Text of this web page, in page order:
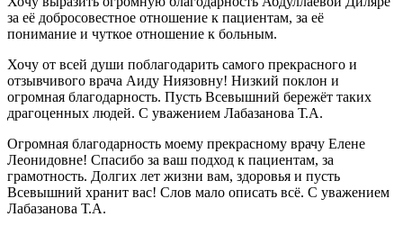
за её добросовестное отношение к пациентам, за её
понимание и чуткое отношение к больным.
Хочу от всей души поблагодарить самого прекрасного и
отзывчивого врача Аиду Ниязовну! Низкий поклон и
огромная благодарность. Пусть Всевышний бережёт таких
драгоценных людей. С уважением Лабазанова Т.А.
Огромная благодарность моему прекрасному врачу Елене
Леонидовне! Спасибо за ваш подход к пациентам, за
грамотность. Долгих лет жизни вам, здоровья и пусть
Всевышний хранит вас! Слов мало описать всё. С уважением
Лабазанова Т.А.